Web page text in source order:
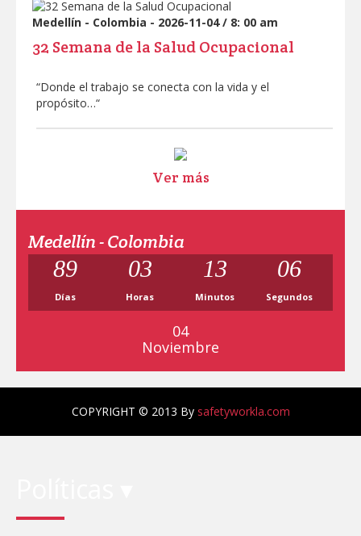
Medellín - Colombia - 2026-11-04 / 8: 00 am
32 Semana de la Salud Ocupacional
“Donde el trabajo se conecta con la vida y el
propósito…“
Ver más
Medellín - Colombia
89
Días
03
Horas
13
Minutos
05
Segundos
04
Noviembre
COPYRIGHT © 2013 By safetyworkla.com